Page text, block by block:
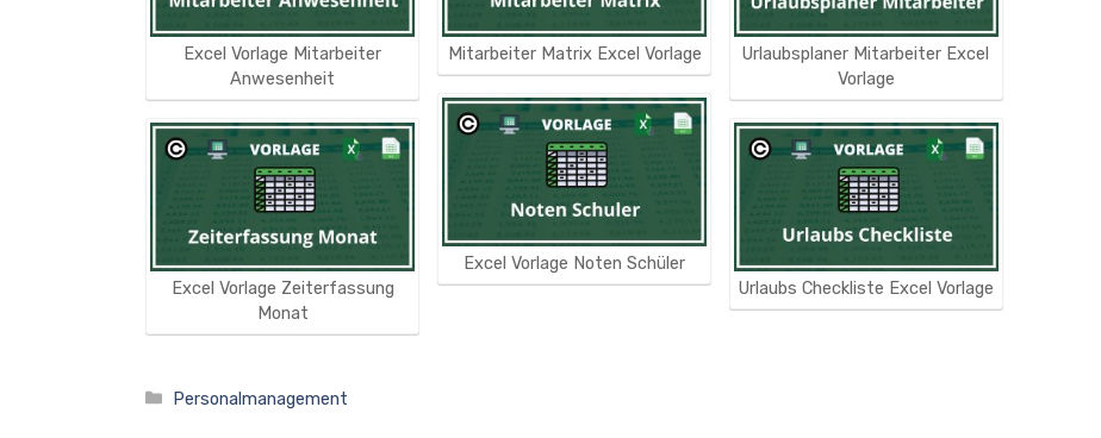
Excel Vorlage Mitarbeiter
Anwesenheit
Excel Vorlage Zeiterfassung
Monat
Mitarbeiter Matrix Excel Vorlage
Excel Vorlage Noten Schüler
Urlaubsplaner Mitarbeiter Excel
Vorlage
Urlaubs Checkliste Excel Vorlage
Kategorien
Personalmanagement